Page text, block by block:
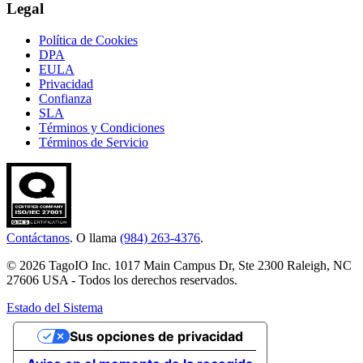
Legal
Política de Cookies
DPA
EULA
Privacidad
Confianza
SLA
Términos y Condiciones
Términos de Servicio
Contáctanos. O llama (984) 263-4376.
© 2026 TagoIO Inc. 1017 Main Campus Dr, Ste 2300 Raleigh, NC
27606 USA - Todos los derechos reservados.
Estado del Sistema
Sus opciones de privacidad